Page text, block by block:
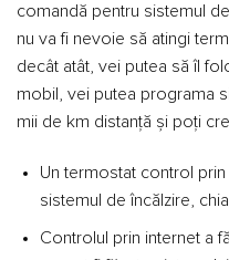
comandă pentru sistemul
nu va fi nevoie să atingi
decât atât, vei putea să îl
mobil, vei putea programa
mii de km distanță și poți
Un termostat control
sistemul de încălzire,
Controlul prin internet a